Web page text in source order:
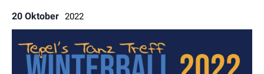
20 Oktober 2022